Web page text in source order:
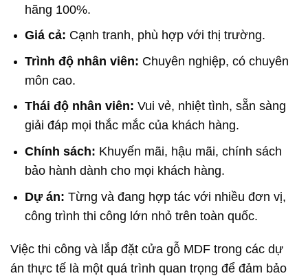
hãng 100%.
Giá cả: Cạnh tranh, phù hợp với thị trường.
Trình độ nhân viên: Chuyên nghiệp, có chuyên
môn cao.
Thái độ nhân viên: Vui vẻ, nhiệt tình, sẵn sàng
giải đáp mọi thắc mắc của khách hàng.
Chính sách: Khuyến mãi, hậu mãi, chính sách
bảo hành dành cho mọi khách hàng.
Dự án: Từng và đang hợp tác với nhiều đơn vị,
công trình thi công lớn nhỏ trên toàn quốc.
Việc thi công và lắp đặt cửa gỗ MDF trong các dự
án thực tế là một quá trình quan trọng để đảm bảo